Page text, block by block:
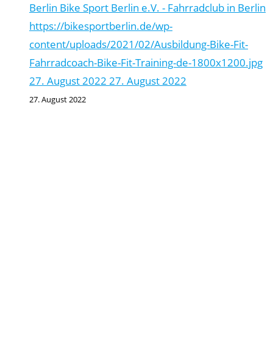
Berlin Bike Sport Berlin e.V. - Fahrradclub in Berlin
https://bikesportberlin.de/wp-
content/uploads/2021/02/Ausbildung-Bike-Fit-
Fahrradcoach-Bike-Fit-Training-de-1800x1200.jpg
27. August 2022 27. August 2022
27. August 2022